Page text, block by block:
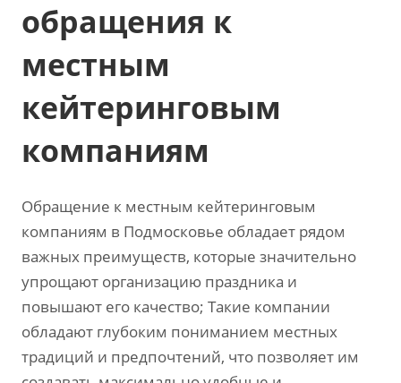
обращения к
местным
кейтеринговым
компаниям
Обращение к местным кейтеринговым
компаниям в Подмосковье обладает рядом
важных преимуществ, которые значительно
упрощают организацию праздника и
повышают его качество; Такие компании
обладают глубоким пониманием местных
традиций и предпочтений, что позволяет им